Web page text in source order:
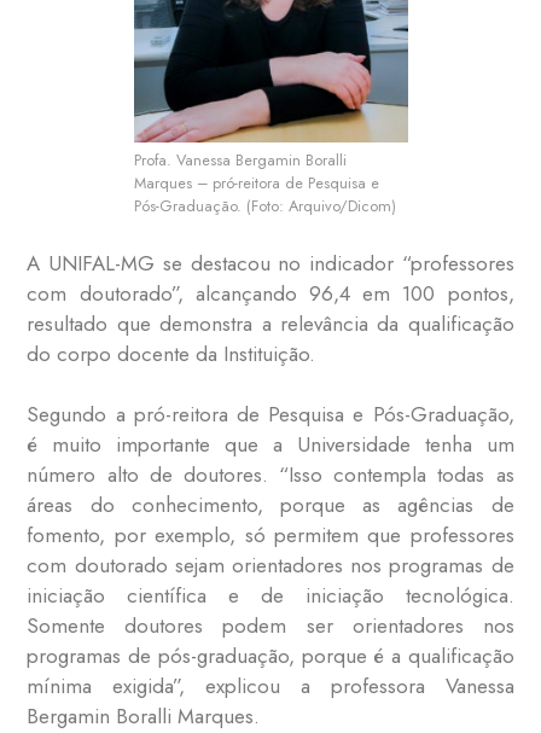
Profa. Vanessa Bergamin Boralli
Marques – pró-reitora de Pesquisa e
Pós-Graduação. (Foto: Arquivo/Dicom)
A UNIFAL-MG se destacou no indicador “professores
com doutorado”, alcançando 96,4 em 100 pontos,
resultado que demonstra a relevância da qualificação
do corpo docente da Instituição.
Segundo a pró-reitora de Pesquisa e Pós-Graduação,
é muito importante que a Universidade tenha um
número alto de doutores. “Isso contempla todas as
áreas do conhecimento, porque as agências de
fomento, por exemplo, só permitem que professores
com doutorado sejam orientadores nos programas de
iniciação científica e de iniciação tecnológica.
Somente doutores podem ser orientadores nos
programas de pós-graduação, porque é a qualificação
mínima exigida”, explicou a professora Vanessa
Bergamin Boralli Marques.